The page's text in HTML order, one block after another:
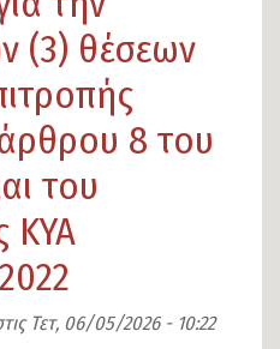
και
της
συγκοινοποιούμενης
141/2026
διαταγής
πληρωμής
του
Πρωτοδικείου
Λαμίας
με
του
Δημάρχου
Λαμιέων
(3) θέσεων
8 του
του
ΚΥΑ
Τετ, 06/05/2026 - 10:22